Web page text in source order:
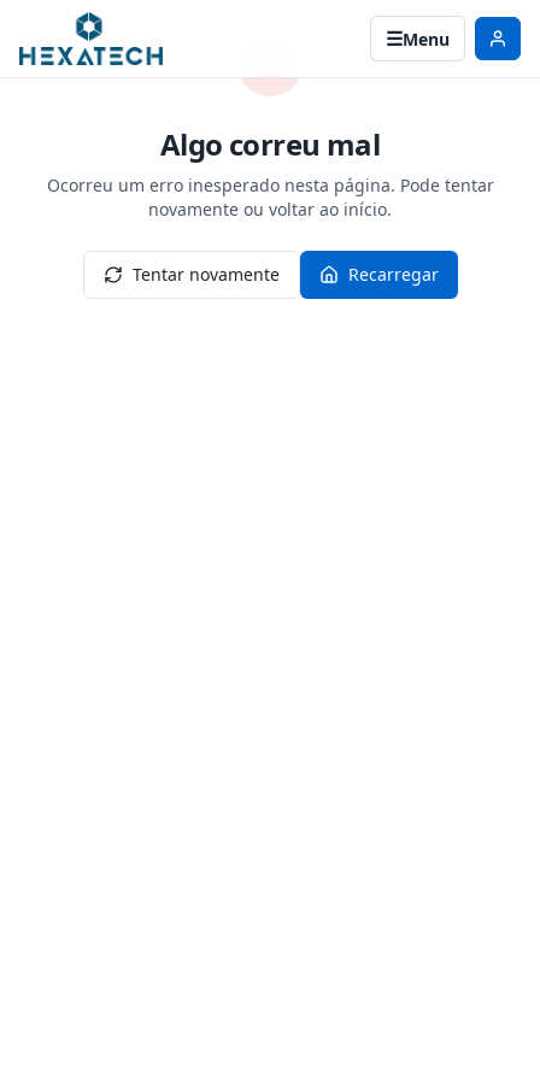
Menu
Algo correu mal
Ocorreu um erro inesperado nesta página. Pode tentar
novamente ou voltar ao início.
Tentar novamente Recarregar